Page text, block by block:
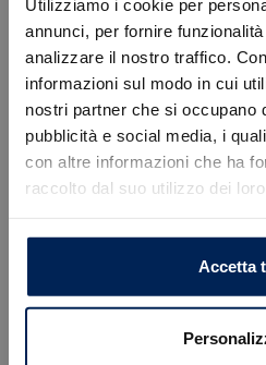
Utilizziamo i cookie per
annunci, per fornire
analizzare il nostro traffico.
informazioni sul modo in cui
nostri partner che si occupano
pubblicità e social media, i
con altre informazioni che ha
raccolto dal suo utilizzo dei loro
Accetta
Richiedi
Desideri ricevere maggiori
campi sottostanti. Verrai
possibile.
Nome e Cognome*
Caricamento